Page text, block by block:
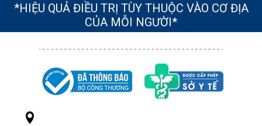
*HIỆU QUẢ ĐIỀU TRỊ TÙY THUỘC VÀO CƠ ĐỊA
CỦA MỖI NGƯỜI*